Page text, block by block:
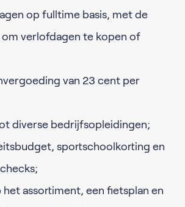
op fulltime basis, met de
verlofdagen te kopen of
van 23 cent per
diverse bedrijfsopleidingen;
sportschoolkorting en
het assortiment, een fietsplan en